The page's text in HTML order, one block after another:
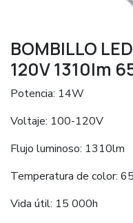
BOMBILLO
120V 1310lm
Potencia: 14W
Voltaje: 100-120V
Flujo luminoso: 1310lm
Temperatura de color:
Vida útil: 15 000h